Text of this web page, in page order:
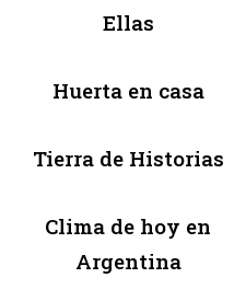
Ellas
Huerta en casa
Tierra de Historias
Clima de hoy en
Argentina